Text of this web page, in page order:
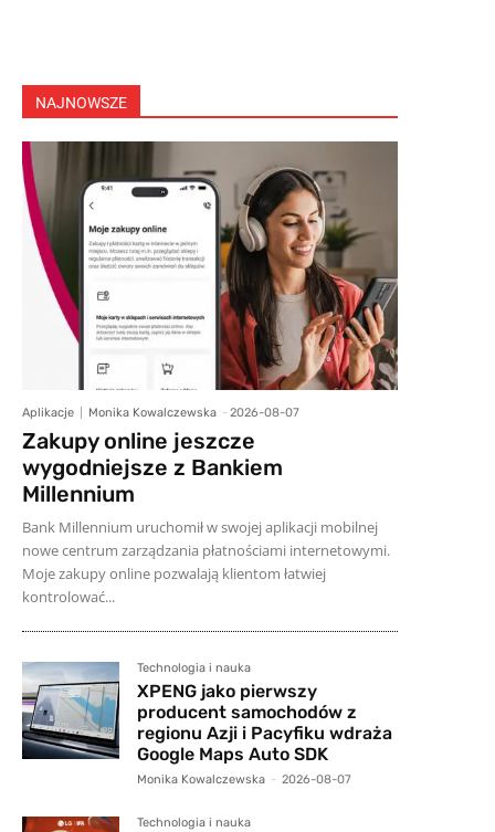
NAJNOWSZE
Aplikacje Monika Kowalczewska - 2026-08-07
Zakupy online jeszcze
wygodniejsze z Bankiem
Millennium
Bank Millennium uruchomił w swojej aplikacji mobilnej
nowe centrum zarządzania płatnościami internetowymi.
Moje zakupy online pozwalają klientom łatwiej
kontrolować...
Technologia i nauka
XPENG jako pierwszy
producent samochodów z
regionu Azji i Pacyfiku wdraża
Google Maps Auto SDK
Monika Kowalczewska - 2026-08-07
Technologia i nauka